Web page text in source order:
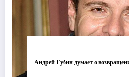
Андрей Губин думает о